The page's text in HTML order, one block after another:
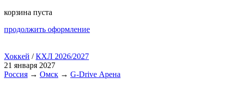
корзина пуста
продолжить оформление
Хоккей /КХЛ 2026/2027
21 января 2027
Россия → Омск → G-Drive Арена